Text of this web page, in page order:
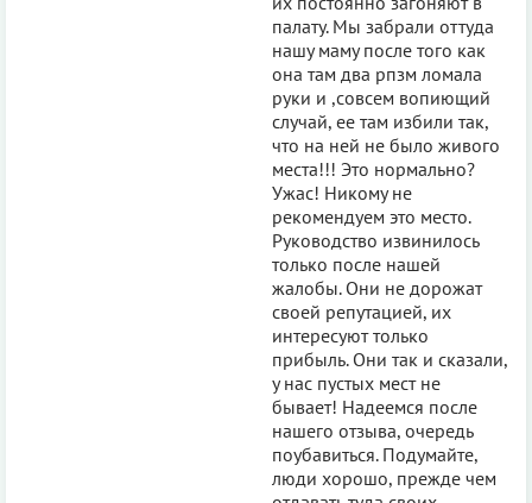
палату. Мы забрали оттуда
нашу маму после того как
она там два рпзм ломала
руки и ,совсем вопиющий
случай, ее там избили так,
что на ней не было живого
места!!! Это нормально?
Ужас! Никому не
рекомендуем это место.
Руководство извинилось
только после нашей
жалобы. Они не дорожат
своей репутацией, их
интересуют только
прибыль. Они так и сказали,
у нас пустых мест не
бывает! Надеемся после
нашего отзыва, очередь
поубавиться. Подумайте,
люди хорошо, прежде чем